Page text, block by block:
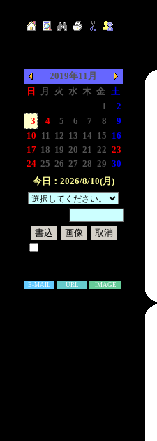
2019年11月
日
月 火 水 木 金 土
1
2
3
4 5 6 7 8
9
10 11 12 13 14 15 16
17 18 19 20 21 22 23
24 25 26 27 28 29 30
今日：2026/8/10(月)
E-MAIL URL IMAGE